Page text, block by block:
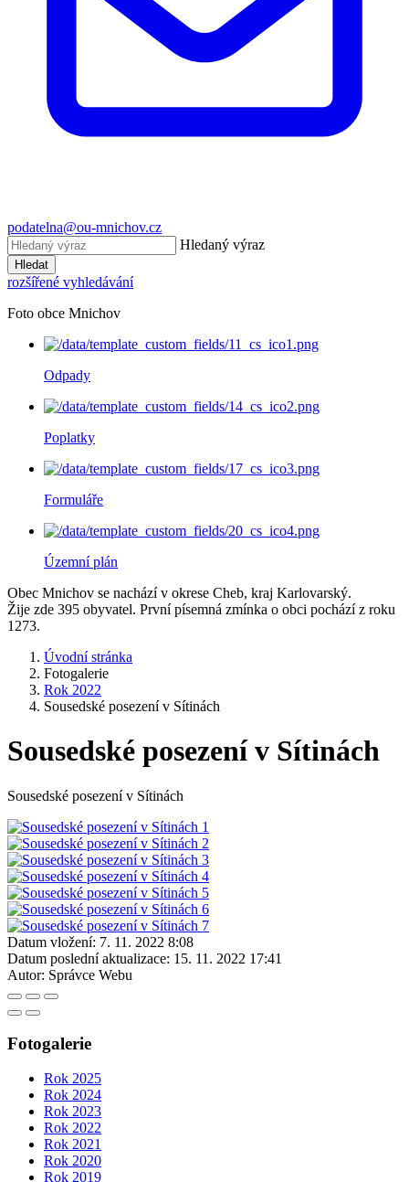
podatelna@ou-mnichov.cz
Hledaný výraz
Hledat
rozšířené vyhledávání
Foto obce Mnichov
Odpady
Poplatky
Formuláře
Územní plán
Obec Mnichov se nachází v okrese Cheb, kraj Karlovarský.
Žije zde 395 obyvatel. První písemná zmínka o obci pochází z roku
1273.
Úvodní stránka
Fotogalerie
Rok 2022
Sousedské posezení v Sítinách
Sousedské posezení v Sítinách
Sousedské posezení v Sítinách
Datum vložení: 7. 11. 2022 8:08
Datum poslední aktualizace: 15. 11. 2022 17:41
Autor: Správce Webu
Fotogalerie
Rok 2025
Rok 2024
Rok 2023
Rok 2022
Rok 2021
Rok 2020
Rok 2019